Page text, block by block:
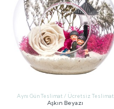
Aynı Gün Teslimat / Ücretsiz Teslimat
Aşkın Beyazı